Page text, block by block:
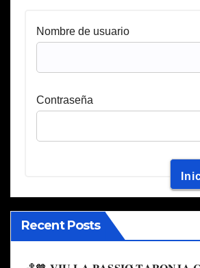
Nombre de usuario
Contraseña
Recent Posts